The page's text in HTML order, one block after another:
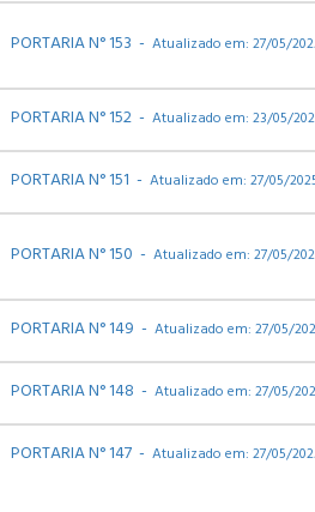
PORTARIA N° 153 - Atualizado em: 27/05/
PORTARIA N° 152 - Atualizado em: 23/05/
PORTARIA N° 151 - Atualizado em: 27/05/
PORTARIA N° 150 - Atualizado em: 27/05/
PORTARIA N° 149 - Atualizado em: 27/05/
PORTARIA N° 148 - Atualizado em: 27/05/
PORTARIA N° 147 - Atualizado em: 27/05/